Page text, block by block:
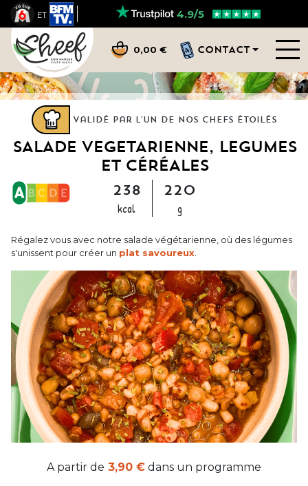
ET 4.9/5
0,00 € CONTACT
Validé par l'un de nos chefs étoilés
SALADE VÉGÉTARIENNE, LÉGUMES
ET CÉRÉALES
238
kcal
220
g
Régalez vous avec notre salade végétarienne, où des légumes
s'unissent pour créer un plat savoureux
A partir de 3,90 € dans un programme